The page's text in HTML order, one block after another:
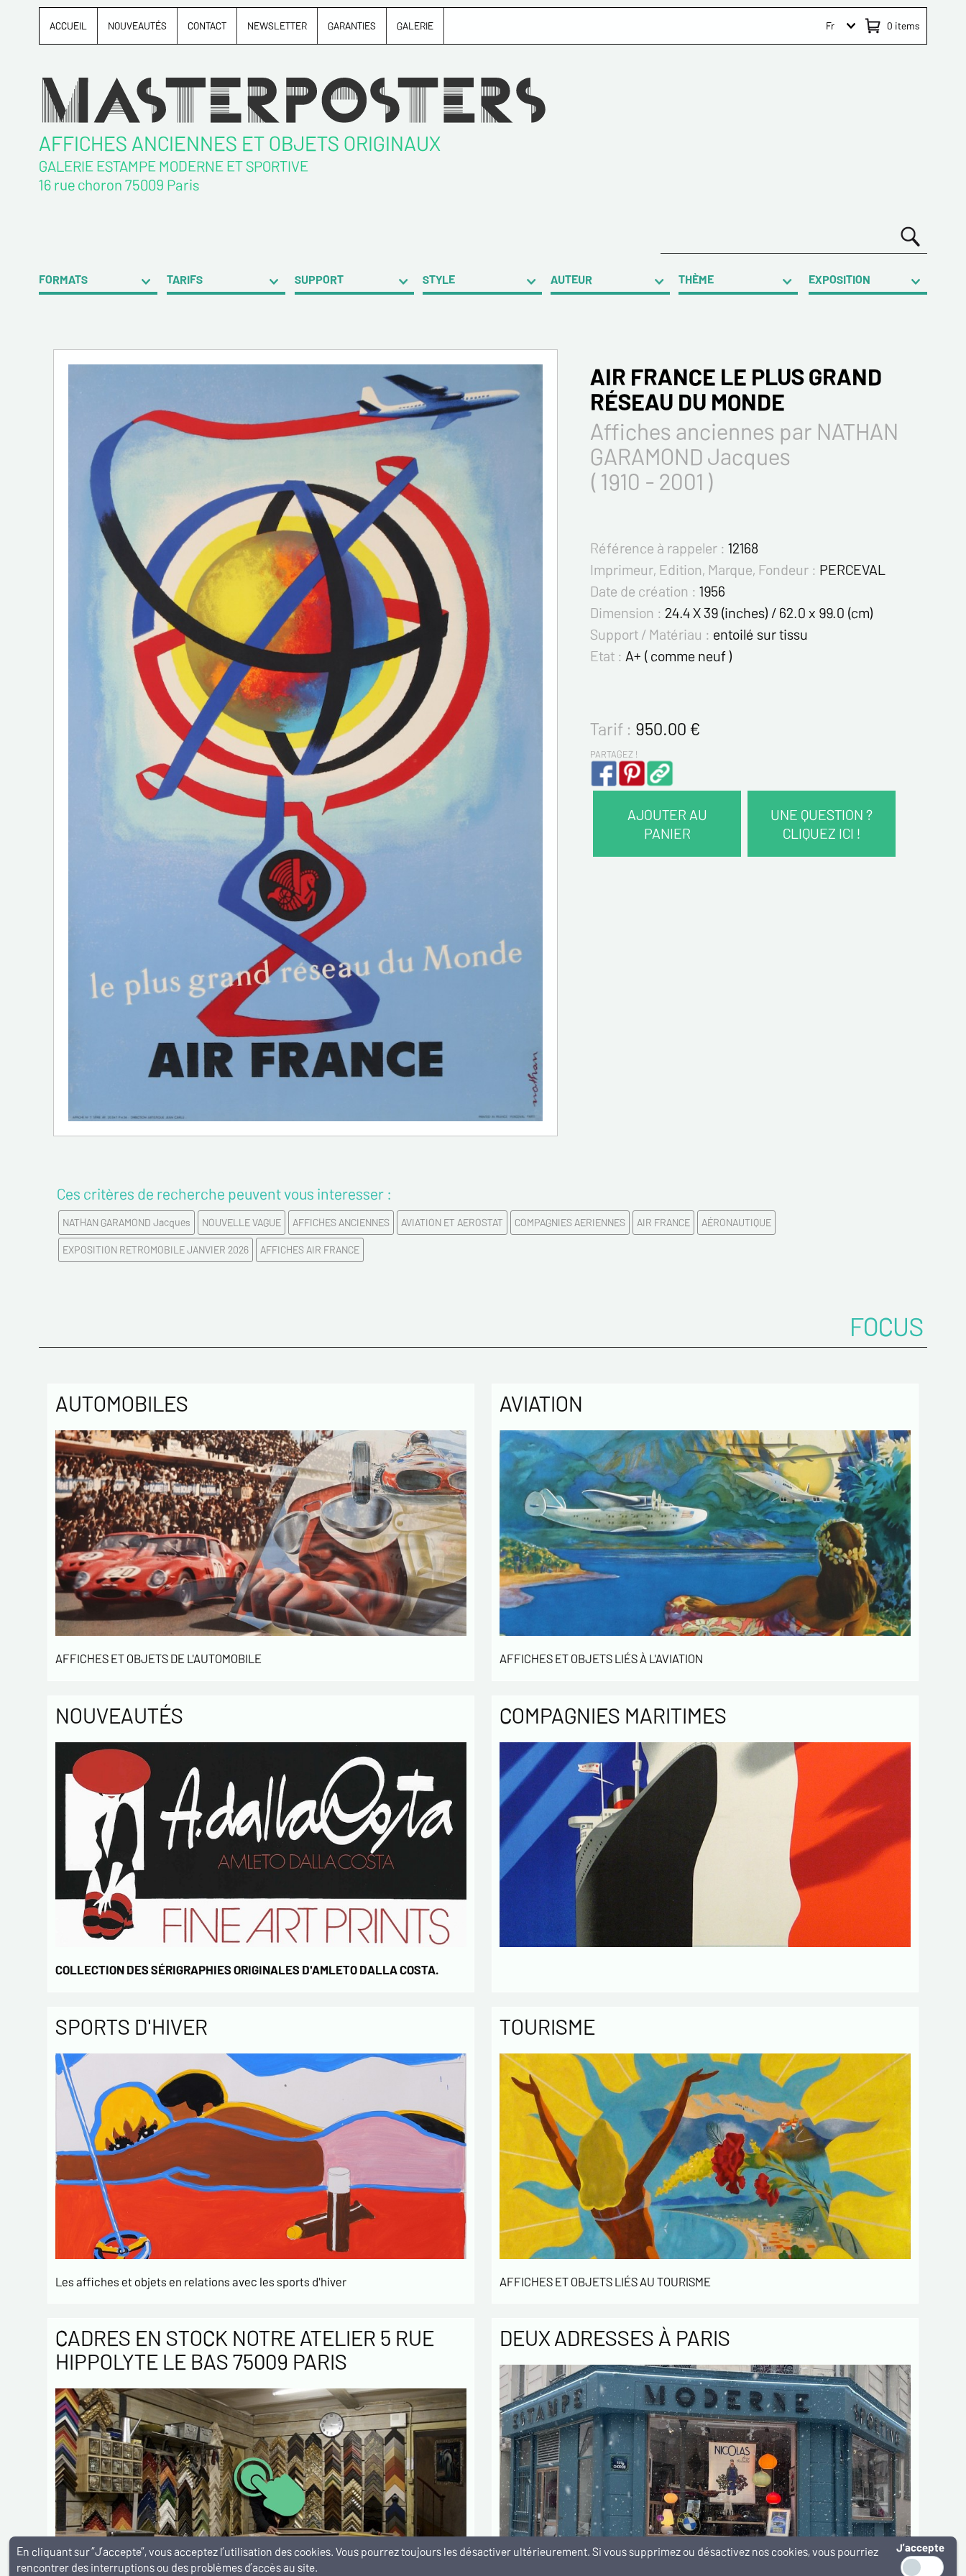
ACCUEIL NOUVEAUTÉS CONTACT NEWSLETTER GARANTIES GALERIE 0 items
Fr
AFFICHES ANCIENNES ET OBJETS ORIGINAUX
GALERIE ESTAMPE MODERNE ET SPORTIVE
16 rue choron 75009 Paris
FORMATS TARIFS SUPPORT STYLE AUTEUR THÈME EXPOSITION
AIR FRANCE LE PLUS GRAND
RÉSEAU DU MONDE
Affiches anciennes par NATHAN
GARAMOND Jacques
( 1910 - 2001 )
Référence à rappeler : 12168
Imprimeur, Edition, Marque, Fondeur : PERCEVAL
Date de création : 1956
Dimension : 24.4 X 39 (inches) / 62.0 x 99.0 (cm)
Support / Matériau : entoilé sur tissu
Etat : A+ ( comme neuf )
Tarif : 950.00 €
PARTAGEZ !
AJOUTER AU
PANIER
UNE QUESTION ?
CLIQUEZ ICI !
MODERNE & SPORTIVE pour la gestion des achats et la
gestion de notre clientèle. Elles sont conservées pendant
démarchage téléphonique « Bloctel », sur laquelle vous
pouvez vous inscrire ici :https://conso.bloctel.fr/
En cochant cette case, j'accepte que les
informations saisies dans ce formulaire soient
utilisées pour me contacter dans le cadre de cet
échange commercial.
En cochant cette case, j'accepte de recevoir
des Lettres d'information de votre part
concernant votre activités.
* champs obligatoires
Envoyer
Ces critères de recherche peuvent vous interesser :
NATHAN GARAMOND Jacques NOUVELLE VAGUE AFFICHES ANCIENNES AVIATION ET AEROSTAT COMPAGNIES AERIENNES AIR FRANCE AÉRONAUTIQUE
EXPOSITION RETROMOBILE JANVIER 2026 AFFICHES AIR FRANCE
FOCUS
AUTOMOBILES
AFFICHES ET OBJETS DE L'AUTOMOBILE
AVIATION
AFFICHES ET OBJETS LIÉS À L'AVIATION
NOUVEAUTÉS
COLLECTION DES SÉRIGRAPHIES ORIGINALES D'AMLETO DALLA COSTA.
COMPAGNIES MARITIMES
SPORTS D'HIVER
Les affiches et objets en relations avec les sports d'hiver
TOURISME
AFFICHES ET OBJETS LIÉS AU TOURISME
CADRES EN STOCK NOTRE ATELIER 5 RUE
HIPPOLYTE LE BAS 75009 PARIS
DEUX ADRESSES À PARIS
J’accepte
En cliquant sur ”J’accepte”, vous acceptez l’utilisation des cookies. Vous pourrez toujours les désactiver ultérieurement. Si vous supprimez ou désactivez nos cookies, vous pourriez
rencontrer des interruptions ou des problèmes d’accès au site.